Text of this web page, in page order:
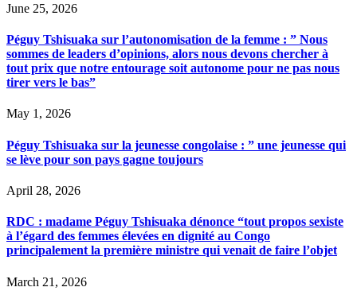
June 25, 2026
Péguy Tshisuaka sur l’autonomisation de la femme : ” Nous
sommes de leaders d’opinions, alors nous devons chercher à
tout prix que notre entourage soit autonome pour ne pas nous
tirer vers le bas”
May 1, 2026
Péguy Tshisuaka sur la jeunesse congolaise : ” une jeunesse qui
se lève pour son pays gagne toujours
April 28, 2026
RDC : madame Péguy Tshisuaka dénonce “tout propos sexiste
à l’égard des femmes élevées en dignité au Congo
principalement la première ministre qui venait de faire l’objet
March 21, 2026